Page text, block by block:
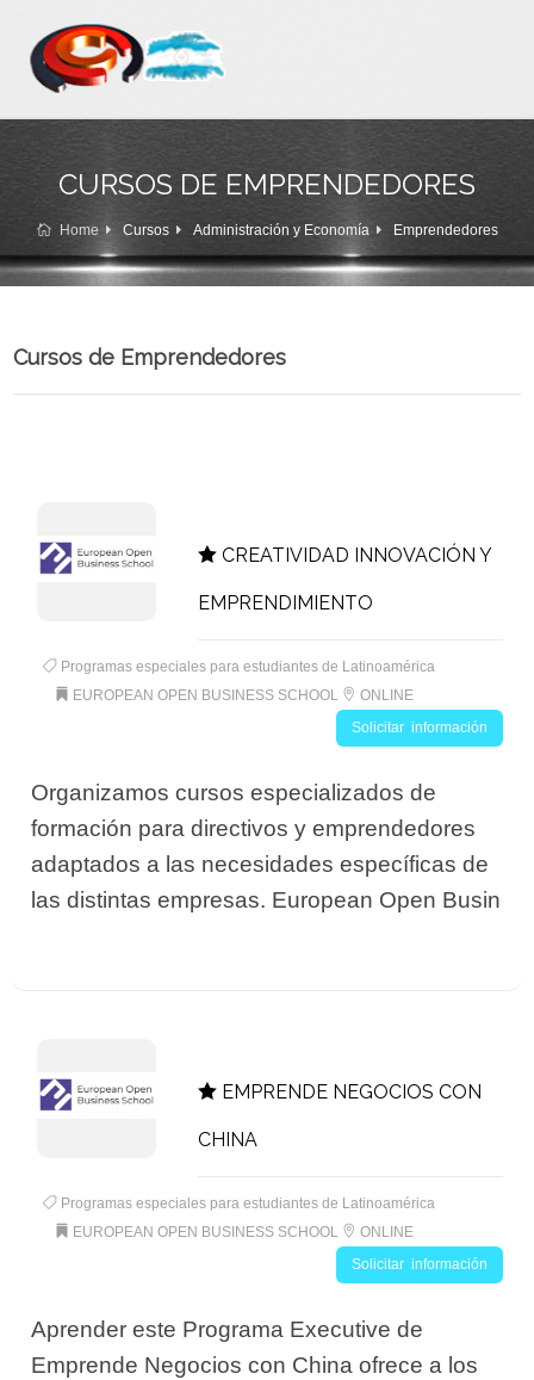
CURSOS DE EMPRENDEDORES
Home Cursos Administración y Economía Emprendedores
Cursos de Emprendedores
CREATIVIDAD INNOVACIÓN Y
EMPRENDIMIENTO
Programas especiales para estudiantes de Latinoamérica
EUROPEAN OPEN BUSINESS SCHOOL
ONLINE
Solicitar información
Organizamos cursos especializados de
formación para directivos y emprendedores
adaptados a las necesidades específicas de
las distintas empresas. European Open Busin
EMPRENDE NEGOCIOS CON
CHINA
Programas especiales para estudiantes de Latinoamérica
EUROPEAN OPEN BUSINESS SCHOOL
ONLINE
Solicitar información
Aprender este Programa Executive de
Emprende Negocios con China ofrece a los